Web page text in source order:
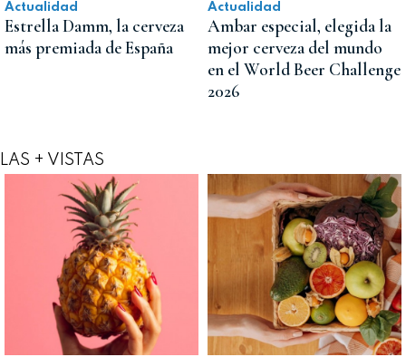
Actualidad
Estrella Damm, la cerveza
más premiada de España
Actualidad
Ambar especial, elegida la
mejor cerveza del mundo
en el World Beer Challenge
2026
LAS + VISTAS